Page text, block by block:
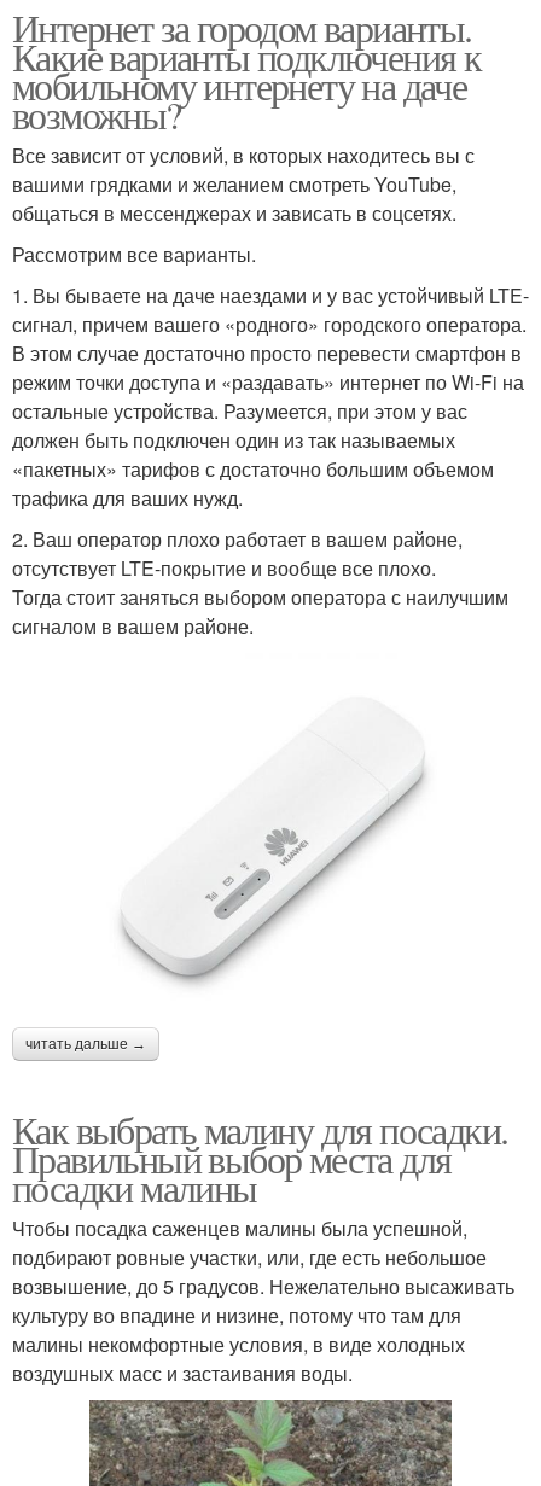
Интернет за городом варианты.
Какие варианты подключения к
мобильному интернету на даче
возможны?
Все зависит от условий, в которых находитесь вы с
вашими грядками и желанием смотреть YouTube,
общаться в мессенджерах и зависать в соцсетях.
Рассмотрим все варианты.
1. Вы бываете на даче наездами и у вас устойчивый LTE-
сигнал, причем вашего «родного» городского оператора.
В этом случае достаточно просто перевести смартфон в
режим точки доступа и «раздавать» интернет по Wi-Fi на
остальные устройства. Разумеется, при этом у вас
должен быть подключен один из так называемых
«пакетных» тарифов с достаточно большим объемом
трафика для ваших нужд.
2. Ваш оператор плохо работает в вашем районе,
отсутствует LTE-покрытие и вообще все плохо.
Тогда стоит заняться выбором оператора с наилучшим
сигналом в вашем районе.
читать дальше →
Как выбрать малину для посадки.
Правильный выбор места для
посадки малины
Чтобы посадка саженцев малины была успешной,
подбирают ровные участки, или, где есть небольшое
возвышение, до 5 градусов. Нежелательно высаживать
культуру во впадине и низине, потому что там для
малины некомфортные условия, в виде холодных
воздушных масс и застаивания воды.